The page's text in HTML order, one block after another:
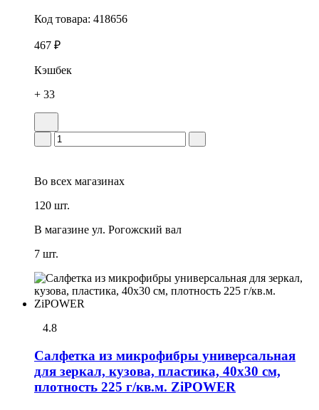
Код товара: 418656
467 ₽
Кэшбек
+ 33
Во всех магазинах
120 шт.
В магазине ул. Рогожский вал
7 шт.
4.8
Салфетка из микрофибры универсальная
для зеркал, кузова, пластика, 40х30 см,
плотность 225 г/кв.м. ZiPOWER